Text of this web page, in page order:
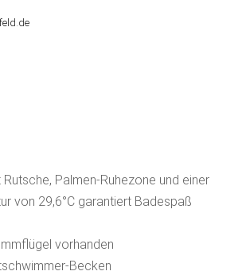
Rutsche, Palmen-Ruhezone und einer
von 29,6°C garantiert Badespaß
vorhanden
Becken